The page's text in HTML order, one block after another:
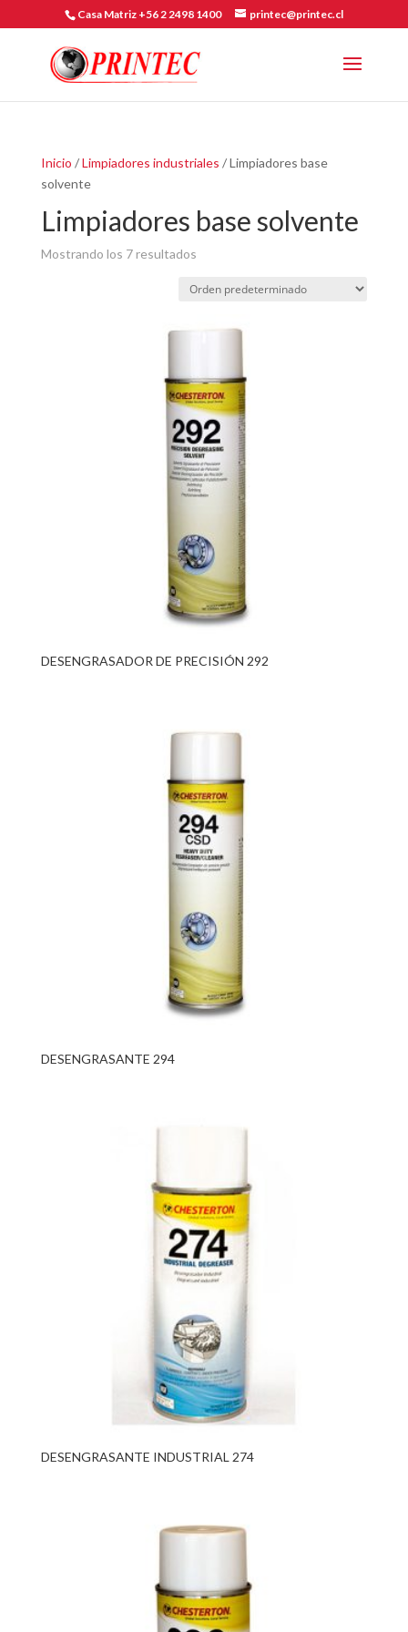
Casa Matriz +56 2 2498 1400 printec@printec.cl
Inicio /Limpiadores industriales / Limpiadores base
solvente
Limpiadores base solvente
Mostrando los 7 resultados
DESENGRASADOR DE PRECISIÓN 292
DESENGRASANTE 294
DESENGRASANTE INDUSTRIAL 274